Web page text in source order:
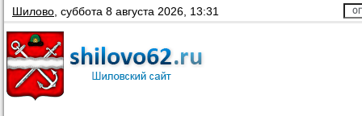
Шилово суббота 8 августа 2026, 13:31